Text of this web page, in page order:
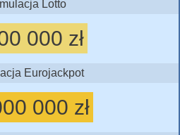
Lotto
000 zł
Eurojackpot
000 zł